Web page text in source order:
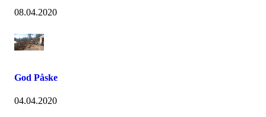
08.04.2020
God Påske
04.04.2020